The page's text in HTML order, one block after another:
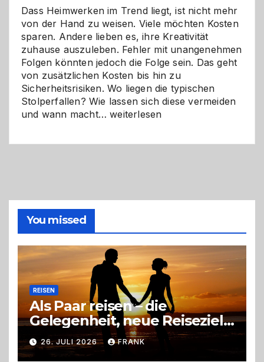
Dass Heimwerken im Trend liegt, ist nicht mehr
von der Hand zu weisen. Viele möchten Kosten
sparen. Andere lieben es, ihre Kreativität
zuhause auszuleben. Fehler mit unangenehmen
Folgen könnten jedoch die Folge sein. Das geht
von zusätzlichen Kosten bis hin zu
Sicherheitsrisiken. Wo liegen die typischen
Stolperfallen? Wie lassen sich diese vermeiden
und wann macht…Selber
richtige
Entscheidung
weiterlesen
You missed
REISEN
Als Paar reisen – die
Gelegenheit, neue Reiseziele
zu entdecken
26. JULI 2026 FRANK